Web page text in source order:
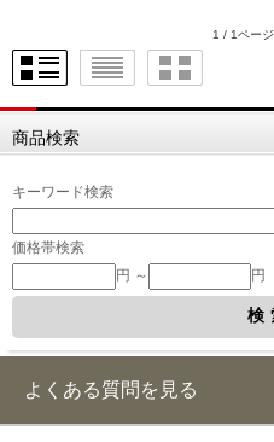
1 / 1ページ
商品検索
キーワード検索
価格帯検索
円 ～
円
よくある質問を見る